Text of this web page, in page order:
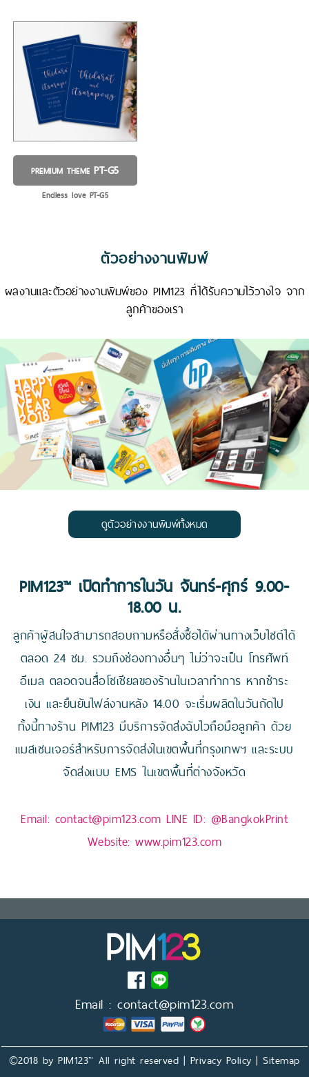
PREMIUM THEMEPT-G5
Endless love PT-G5
ตัวอย่างงานพิมพ์
ผลงานและตัวอย่างงานพิมพ์ของ PIM123 ที่ได้รับความไว้วางใจ จาก
ลูกค้าของเรา
ดูตัวอย่างงานพิมพ์ทั้งหมด
PIM123™ เปิดทำการในวัน จันทร์-ศุกร์ 9.00-
18.00 น.
ลูกค้าผู้สนใจสามารถสอบถามหรือสั่งซื้อได้ผ่านทางเว็บไซต์ได้
ตลอด 24 ชม. รวมถึงช่องทางอื่นๆ ไม่ว่าจะเป็น โทรศัพท์
อีเมล ตลอดจนสื่อโซเชียลของร้านในเวลาทำการ หากชำระ
เงิน และยืนยันไฟล์งานหลัง 14.00 จะเริ่มผลิตในวันถัดไป
ทั้งนี้ทางร้าน PIM123 มีบริการจัดส่งฉับไวถือมือลูกค้า ด้วย
แมสเซนเจอร์สำหรับการจัดส่งในเขตพื้นที่กรุงเทพฯ และระบบ
จัดส่งแบบ EMS ในเขตพื้นที่ต่างจังหวัด
Email: contact@pim123.com LINE ID: @BangkokPrint
Website:www.pim123.com
Email :contact@pim123.com
©2018 by PIM123™ All right reserved | Privacy Policy |Sitemap